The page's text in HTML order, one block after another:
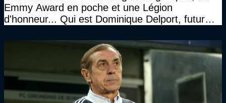
Emmy Award en poche et une Légion
d'honneur... Qui est Dominique Delport, futur